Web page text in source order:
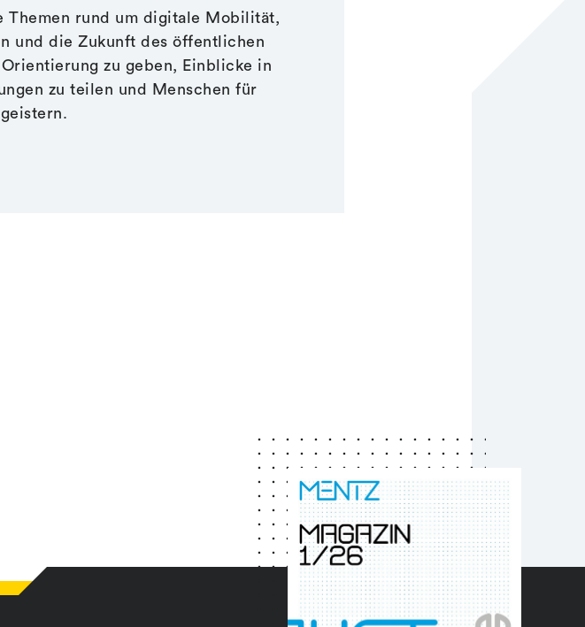
rund um digitale Mobilität,
und die Zukunft des öffentlichen
zu geben, Einblicke in
zu teilen und Menschen für